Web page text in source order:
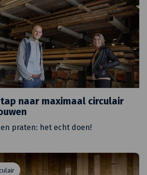
naar maximaal circulair
praten: het echt doen!